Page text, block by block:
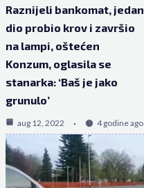
Raznijeli bankomat, jedan
dio probio krov i završio
na lampi, oštećen
Konzum, oglasila se
stanarka: ‘Baš je jako
grunulo’
aug 12, 2022 4 godine ago